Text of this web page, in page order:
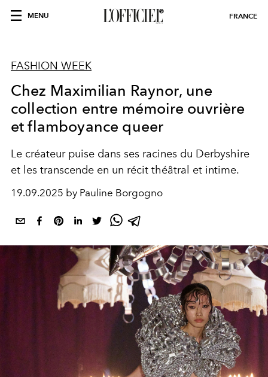
MENU FRANCE
FASHION WEEK
Chez Maximilian Raynor, une
collection entre mémoire ouvrière
et flamboyance queer
Le créateur puise dans ses racines du Derbyshire
et les transcende en un récit théâtral et intime.
19.09.2025 by Pauline Borgogno